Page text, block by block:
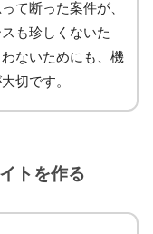
て断った案件が、
も珍しくないた
ないためにも、機
切です。
トを作る